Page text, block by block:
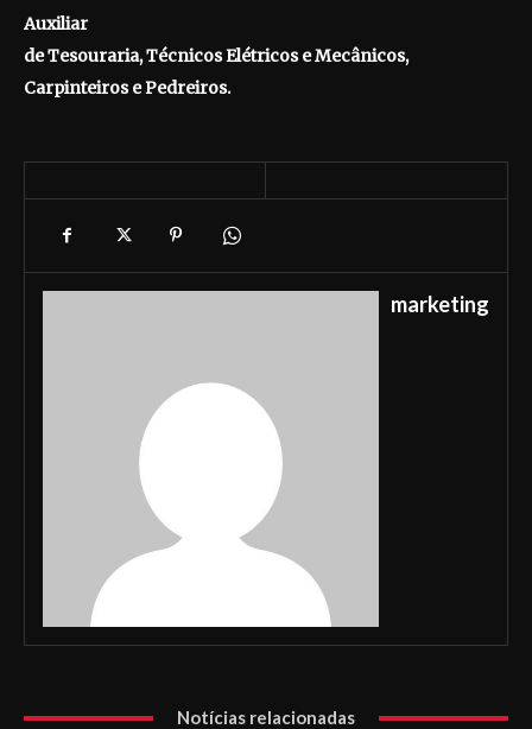
Auxiliar
de Tesouraria, Técnicos Elétricos e Mecânicos,
Carpinteiros e Pedreiros.
marketing
Notícias relacionadas